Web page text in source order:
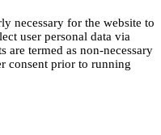
necessary for the website to
user personal data via
are termed as non-necessary
consent prior to running